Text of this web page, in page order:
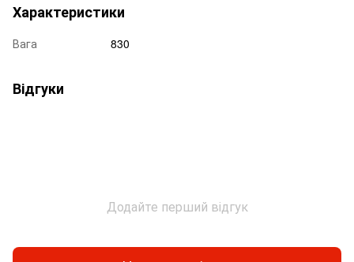
Характеристики
Вага 830
Відгуки
Додайте перший відгук